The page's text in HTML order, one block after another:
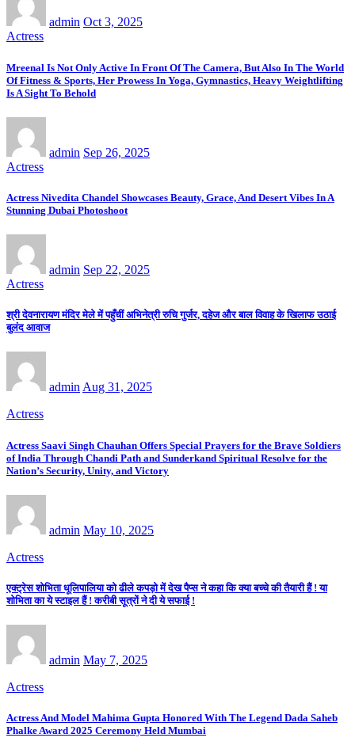
admin Oct 3, 2025
Actress
Mreenal Is Not Only Active In Front Of The Camera, But Also In The World
Of Fitness & Sports, Her Prowess In Yoga, Gymnastics, Heavy Weightlifting
Is A Sight To Behold
admin Sep 26, 2025
Actress
Actress Nivedita Chandel Showcases Beauty, Grace, And Desert Vibes In A
Stunning Dubai Photoshoot
admin Sep 22, 2025
Actress
श्री देवनारायण मंदिर मेले में पहुँचीं अभिनेत्री रुचि गुर्जर, दहेज और बाल विवाह के खिलाफ उठाई
बुलंद आवाज
adminAug 31, 2025
Actress
Actress Saavi Singh Chauhan Offers Special Prayers for the Brave Soldiers
of India Through Chandi Path and Sunderkand Spiritual Resolve for the
Nation’s Security, Unity, and Victory
admin May 10, 2025
Actress
एक्ट्रेस शोभिता धूलिपालिया को ढीले कपड़ो में देख पैप्स ने कहा कि क्या बच्चे की तैयारी हैं ! या
शोभिता का ये स्टाइल हैं ! करीबी सूत्रों ने दी ये सफाई !
admin May 7, 2025
Actress
Actress And Model Mahima Gupta Honored With The Legend Dada Saheb
Phalke Award 2025 Ceremony Held Mumbai